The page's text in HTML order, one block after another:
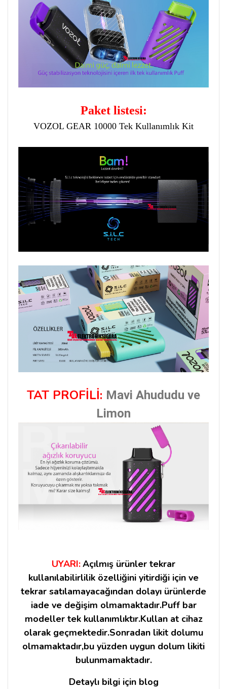
Paket listesi:
VOZOL GEAR 10000 Tek Kullanımlık Kit
TAT PROFİLİ: Mavi Ahududu ve
Limon
UYARI:Açılmış ürünler tekrar
kullanılabilirlilik özelliğini yitirdiği için ve
tekrar satılamayacağından dolayı ürünlerde
iade ve değişim olmamaktadır.Puff bar
modeller tek kullanımlıktır.Kullan at cihaz
olarak geçmektedir.Sonradan likit dolumu
olmamaktadır,bu yüzden uygun dolum likiti
bulunmamaktadır.
Detaylı bilgi için blog